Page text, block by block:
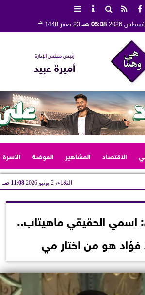
05:38 صـ 23 صفر 1448 هـ
رئيس مجلس الإدارة
أميرة عبيد
الاقتصاد المشاهير الموضة الأسرة
الثلاثاء، 2 يونيو 2026 11:08 صـ
اسمي الحقيقي ماهيتاب..
هو من اختار مي